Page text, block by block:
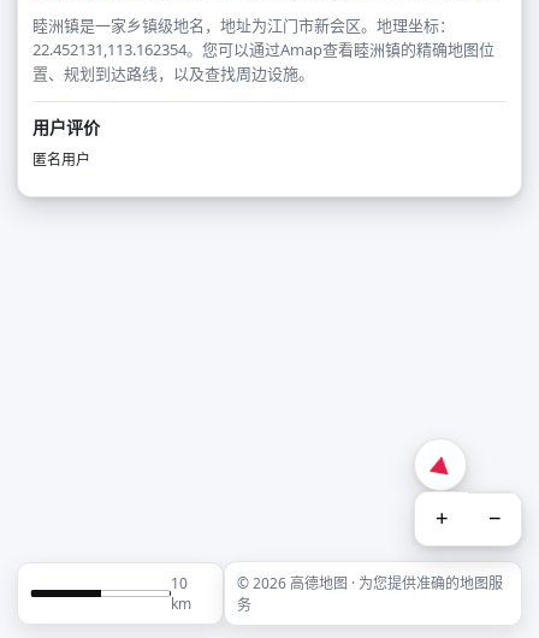
睦洲镇是一家乡镇级地名，地址为江门市新会区。地理坐标：
22.452131,113.162354。您可以通过Amap查看睦洲镇的精确地图位
置、规划到达路线，以及查找周边设施。
用户评价
匿名用户
+ −
10
km
© 2026 高德地图 · 为您提供准确的地图服
务